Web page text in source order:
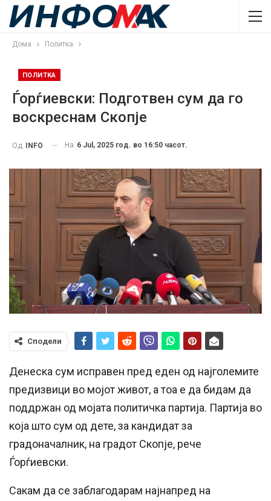
Дома Политка
ПОЛИТКА
Ѓорѓиевски: Подготвен сум да го
воскреснам Скопје
Од INFO На 6 Jul, 2025 год. во 16:50 часот.
Сподели
Денеска сум исправен пред еден од најголемите
предизвици во мојот живот, а тоа е да бидам да
поддржан од мојата политичка партија. Партија во
која што сум од дете, за кандидат за
градоначалник, на градот Скопје, рече
Ѓорѓиевски.
Сакам да се заблагодарам најнапред на